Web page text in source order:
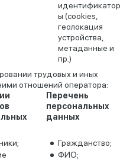
идентификатор
ы (cookies,
геолокация
устройства,
метаданные и
пр.)
трудовых и иных
отношений оператора:
Перечень
персональных
данных
Гражданство;
ФИО;